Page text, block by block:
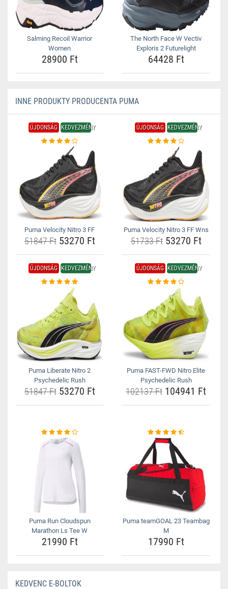
Salming Recoil Warrior
Women
28900 Ft
The North Face W Vectiv
Exploris 2 Futurelight
64428 Ft
INNE PRODUKTY PRODUCENTA PUMA
ÚJDONSÁG KEDVEZMÉNY
Puma Velocity Nitro 3 FF
51847 Ft53270 Ft
ÚJDONSÁG KEDVEZMÉNY
Puma Velocity Nitro 3 FF Wns
51733 Ft53270 Ft
ÚJDONSÁG KEDVEZMÉNY
Puma Liberate Nitro 2
Psychedelic Rush
51847 Ft53270 Ft
ÚJDONSÁG KEDVEZMÉNY
Puma FAST-FWD Nitro Elite
Psychedelic Rush
102137 Ft 104941 Ft
Puma Run Cloudspun
Marathon Ls Tee W
21990 Ft
Puma teamGOAL 23 Teambag
M
17990 Ft
KEDVENC E-BOLTOK